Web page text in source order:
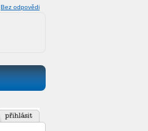
Bez odpovědi